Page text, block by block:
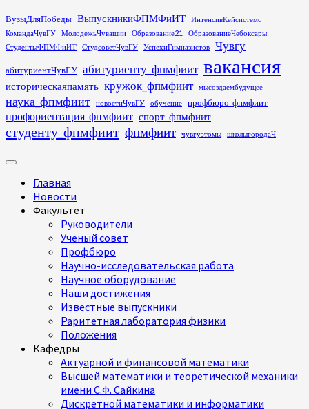
Перейти
к
содержимому
ВузыДляПобеды ВыпускникиФПМФиИТ
ИнтенсивКейсистемс
КомандаЧувГУ
МолодежьЧувашии Образование21
ОбразованиеЧебоксары
СтудентыФПМФиИТ
СтудсоветЧувГУ УспехиГимназистов Чувгу
абитуриентЧувГУ абитуриенту_фпмфиит вакансия
историческаяпамять кружок_фпмфиит мысоздаембудущее
наука_фпмфиит новостиЧувГУ обучение профбюро_фпмфиит
профориентация_фпмфиит спорт_фпмфиит
студенту_фпмфиит фпмфиит чувгуэтомы школыгородаЧ
Основное
Главная
Новости
Факультет
Руководители
Ученый совет
Профбюро
Научно-исследовательская работа
Научное оборудование
Наши достижения
Известные выпускники
Раритетная лаборатория физики
Положения
Кафедры
Актуарной и финансовой математики
Высшей математики и теоретической механики
имени С.Ф. Сайкина
Дискретной математики и информатики